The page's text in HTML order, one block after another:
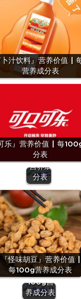
卜汁饮料』营养价值 |
营养成分表
乐』营养价值 | 每
分表
(均
值)』
营养价
值 | 每
100g
营养成
分表
『怪味胡豆』营养价值 |
每100g营养成分表
『燕麦
片』营养
价值 | 每
100g营
养成分表
『油（棕榈
油)』营养价值 |